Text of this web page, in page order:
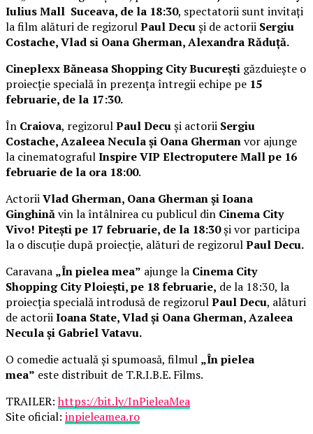
Iulius Mall Suceava, de la 18:30, spectatorii sunt invitați
la film alături de regizorulPaul Decuși de actorii Sergiu
Costache, Vlad si Oana Gherman, Alexandra Răduță.
Cineplexx Băneasa Shopping City București găzduiește o
proiecție specială în prezența întregii echipe pe 15
februarie, de la 17:30.
În Craiova, regizorulPaul Decuși actorii Sergiu
Costache, Azaleea Necula și Oana Ghermanvor ajunge
la cinematografulInspire VIP Electroputere Mall pe 16
februarie de la ora 18:00.
ActoriiVlad Gherman, Oana Gherman și Ioana
Ginghinăvin la întâlnirea cu publicul din Cinema City
Vivo! Pitești pe 17 februarie, de la 18:30și vor participa
la o discuție după proiecție, alături de regizorulPaul Decu.
Caravana „În pielea mea” ajunge la Cinema City
Shopping City Ploiești, pe 18 februarie, de la 18:30, la
proiecția specială introdusă de regizorulPaul Decu, alături
de actoriiIoana State, Vlad și Oana Gherman, Azaleea
Necula și Gabriel Vatavu.
O comedie actuală și spumoasă, filmul „În pielea
mea” este distribuit de T.R.I.B.E. Films.
TRAILER:https://bit.ly/InPieleaMea
Site oficial: inpieleamea.ro